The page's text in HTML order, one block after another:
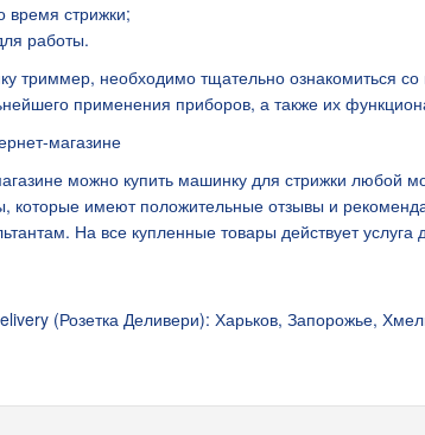
время стрижки;
работы.
триммер, необходимо тщательно ознакомиться
применения приборов, а также их
магазине
можно купить машинку для стрижки любой
которые имеют положительные отзывы и
На все купленные товары действует услуга
(Розетка Деливери): Харьков, Запорожье,